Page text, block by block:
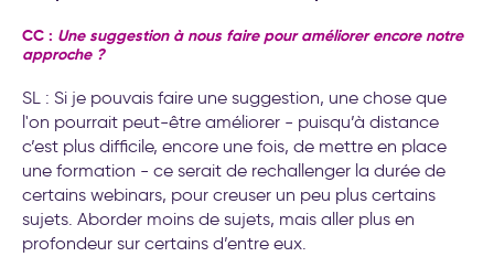
CC : Une suggestion à nous faire pour améliorer encore notre
approche ?
SL : Si je pouvais faire une suggestion, une chose que
l'on pourrait peut-être améliorer - puisqu’à distance
c’est plus difficile, encore une fois, de mettre en place
une formation - ce serait de rechallenger la durée de
certains webinars, pour creuser un peu plus certains
sujets. Aborder moins de sujets, mais aller plus en
profondeur sur certains d’entre eux.